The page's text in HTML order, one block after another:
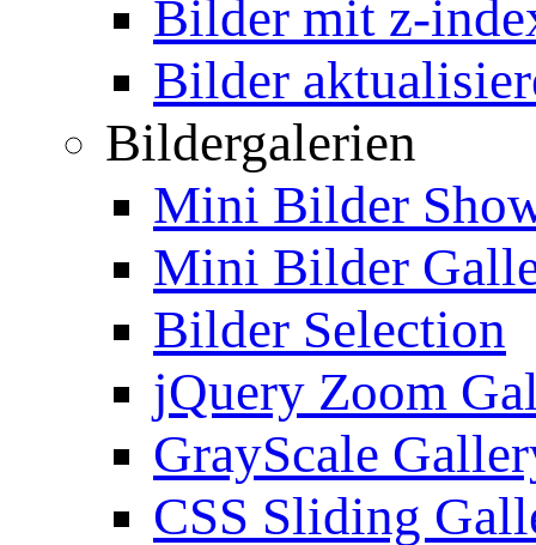
Bilder mit z-
Bilder
Bildergalerien
Mini Bilder
Mini Bilder
Bilder Selection
jQuery Zoom
GrayScale
CSS Sliding